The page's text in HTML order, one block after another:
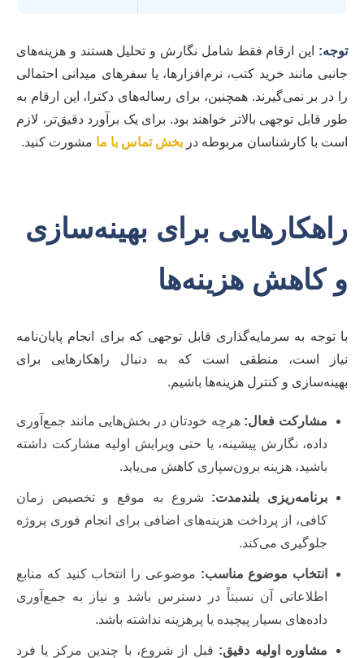
توجه: این ارقام فقط شامل نگارش و تحلیل هستند و هزینه‌های
جانبی مانند خرید کتب، نرم‌افزارها، یا سفرهای میدانی احتمالی
را در بر نمی‌گیرند. همچنین، برای رساله‌های دکترا، این ارقام به
طور قابل توجهی بالاتر خواهند بود. برای یک برآورد دقیق‌تر، لازم
است با کارشناسان مربوطه در بخش تماس با ما مشورت کنید.
راهکارهایی برای بهینه‌سازی
و کاهش هزینه‌ها
با توجه به سرمایه‌گذاری قابل توجهی که برای انجام پایان‌نامه
نیاز است، منطقی است که به دنبال راهکارهایی برای
بهینه‌سازی و کنترل هزینه‌ها باشیم.
مشارکت فعال: هرچه خودتان در بخش‌هایی مانند جمع‌آوری
داده، نگارش پیشینه، یا حتی ویرایش اولیه مشارکت داشته
باشید، هزینه برون‌سپاری کاهش می‌یابد.
برنامه‌ریزی بلندمدت: شروع به موقع و تخصیص زمان
کافی، از پرداخت هزینه‌های اضافی برای انجام فوری پروژه
جلوگیری می‌کند.
انتخاب موضوع مناسب: موضوعی را انتخاب کنید که منابع
اطلاعاتی آن نسبتاً در دسترس باشد و نیاز به جمع‌آوری
داده‌های بسیار پیچیده یا پرهزینه نداشته باشد.
مشاوره اولیه دقیق: قبل از شروع، با چندین مرکز یا فرد